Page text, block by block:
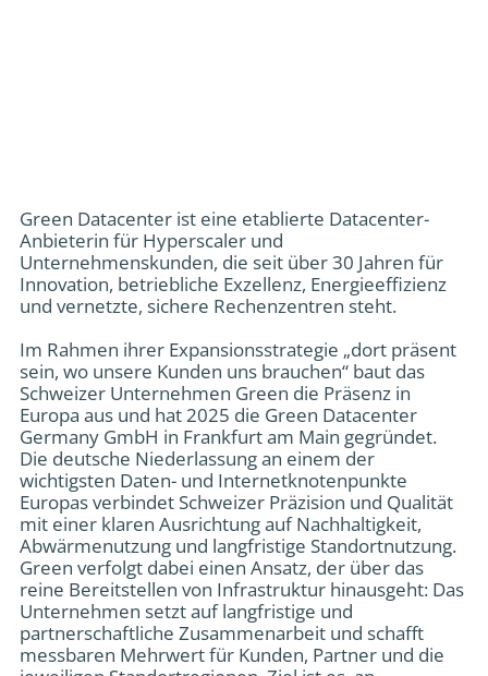
Green Datacenter ist eine etablierte Datacenter-
Anbieterin für Hyperscaler und
Unternehmenskunden, die seit über 30 Jahren für
Innovation, betriebliche Exzellenz, Energieeffizienz
und vernetzte, sichere Rechenzentren steht.
Im Rahmen ihrer Expansionsstrategie „dort präsent
sein, wo unsere Kunden uns brauchen“ baut das
Schweizer Unternehmen Green die Präsenz in
Europa aus und hat 2025 die Green Datacenter
Germany GmbH in Frankfurt am Main gegründet.
Die deutsche Niederlassung an einem der
wichtigsten Daten- und Internetknotenpunkte
Europas verbindet Schweizer Präzision und Qualität
mit einer klaren Ausrichtung auf Nachhaltigkeit,
Abwärmenutzung und langfristige Standortnutzung.
Green verfolgt dabei einen Ansatz, der über das
reine Bereitstellen von Infrastruktur hinausgeht: Das
Unternehmen setzt auf langfristige und
partnerschaftliche Zusammenarbeit und schafft
messbaren Mehrwert für Kunden, Partner und die